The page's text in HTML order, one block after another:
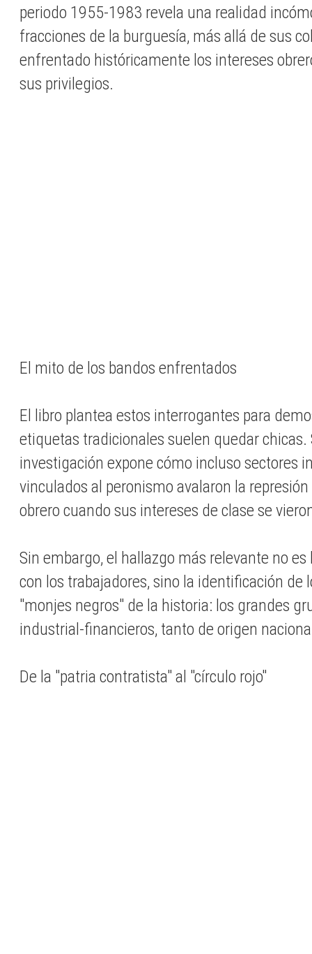
periodo 1955-1983 revela una realidad
fracciones de la burguesía, más allá de sus
enfrentado históricamente los intereses
sus privilegios.
El mito de los bandos enfrentados
El libro plantea estos interrogantes para
etiquetas tradicionales suelen quedar chicas.
investigación expone cómo incluso sectores
vinculados al peronismo avalaron la
obrero cuando sus intereses de clase se
Sin embargo, el hallazgo más relevante no
con los trabajadores, sino la identificación de
"monjes negros" de la historia: los grandes
industrial-financieros, tanto de origen
De la "patria contratista" al "círculo rojo"